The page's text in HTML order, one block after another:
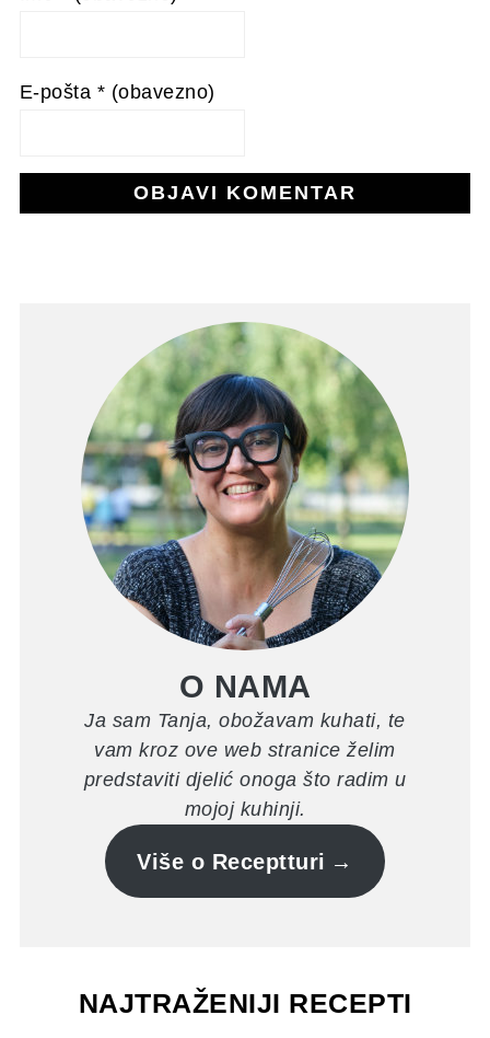
E-pošta * (obavezno)
O NAMA
Ja sam Tanja, obožavam kuhati, te
vam kroz ove web stranice želim
predstaviti djelić onoga što radim u
mojoj kuhinji.
Više o Receptturi
NAJTRAŽENIJI RECEPTI